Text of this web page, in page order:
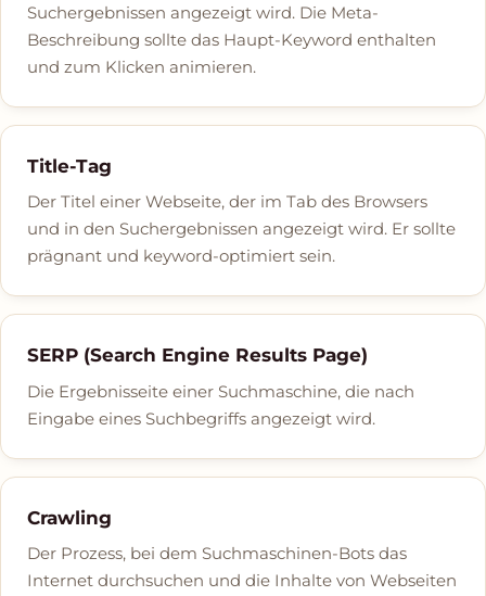
Suchergebnissen angezeigt wird. Die Meta-
Beschreibung sollte das Haupt-Keyword enthalten
und zum Klicken animieren.
Title-Tag
Der Titel einer Webseite, der im Tab des Browsers
und in den Suchergebnissen angezeigt wird. Er sollte
prägnant und keyword-optimiert sein.
SERP (Search Engine Results Page)
Die Ergebnisseite einer Suchmaschine, die nach
Eingabe eines Suchbegriffs angezeigt wird.
Crawling
Der Prozess, bei dem Suchmaschinen-Bots das
Internet durchsuchen und die Inhalte von Webseiten